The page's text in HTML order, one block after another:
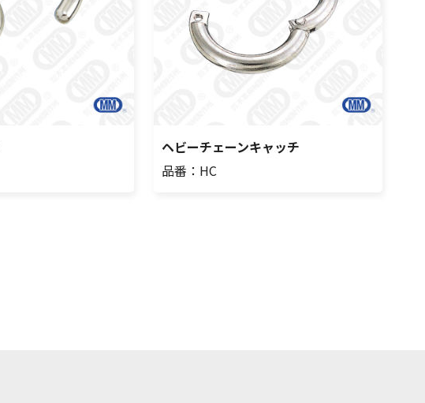
ヘビーチェーンキャッチ
品番：HC